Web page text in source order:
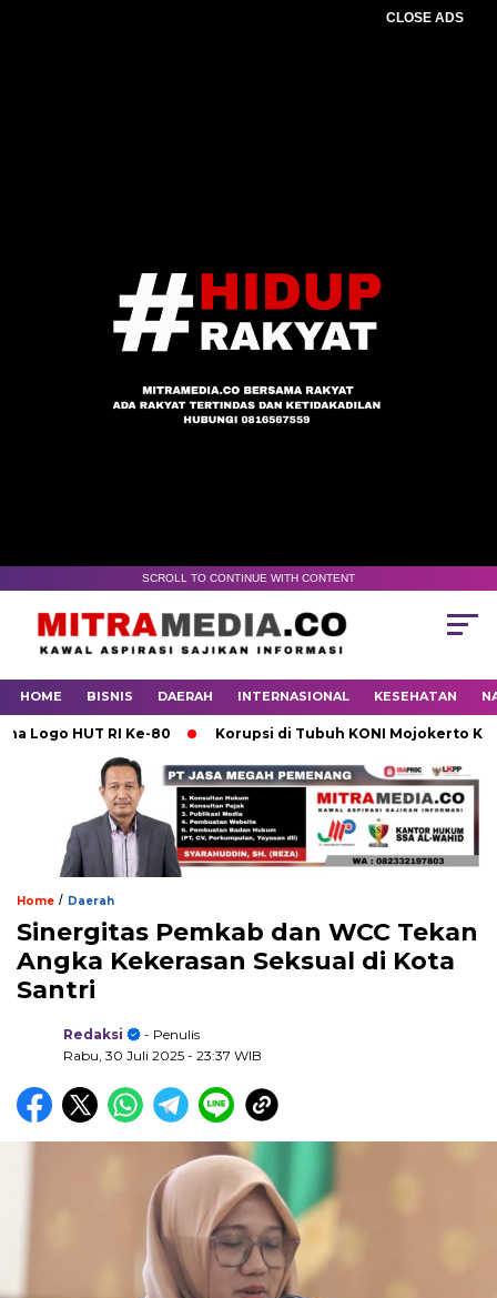
CLOSE ADS
SCROLL TO CONTINUE WITH CONTENT
HOME BISNIS DAERAH INTERNASIONAL KESEHATAN
HUT RI Ke-80 Korupsi di Tubuh KONI Mojokerto Karena
Home / Daerah
Sinergitas Pemkab dan WCC Tekan
Angka Kekerasan Seksual di Kota
Santri
Redaksi
- Penulis
Rabu, 30 Juli 2025 - 23:37 WIB